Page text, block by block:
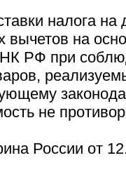
налога на
вычетов на
РФ при
не
России от